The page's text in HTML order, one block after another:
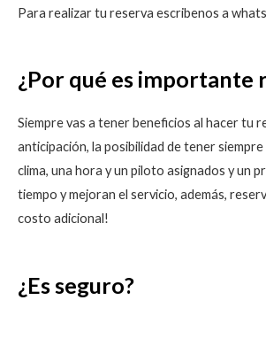
Para realizar tu reserva escribenos a
¿Por qué es importante
Siempre vas a tener beneficios al hacer tu
anticipación, la posibilidad de tener
clima, una hora y un piloto asignados y un
tiempo y mejoran el servicio, además,
costo adicional!
¿Es seguro?